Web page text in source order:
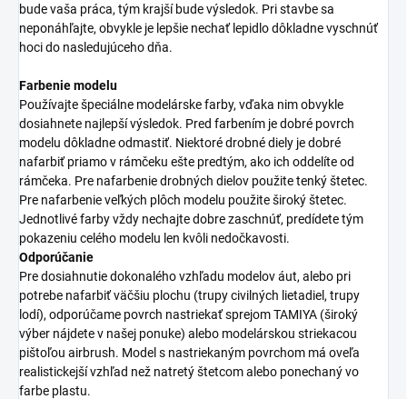
bude vaša práca, tým krajší bude výsledok. Pri stavbe sa
neponáhľajte, obvykle je lepšie nechať lepidlo dôkladne vyschnúť
hoci do nasledujúceho dňa.
Farbenie modelu
Používajte špeciálne modelárske farby, vďaka nim obvykle
dosiahnete najlepší výsledok. Pred farbením je dobré povrch
modelu dôkladne odmastiť. Niektoré drobné diely je dobré
nafarbiť priamo v rámčeku ešte predtým, ako ich oddelíte od
rámčeka. Pre nafarbenie drobných dielov použite tenký štetec.
Pre nafarbenie veľkých plôch modelu použite široký štetec.
Jednotlivé farby vždy nechajte dobre zaschnúť, predídete tým
pokazeniu celého modelu len kvôli nedočkavosti.
Odporúčanie
Pre dosiahnutie dokonalého vzhľadu modelov áut, alebo pri
potrebe nafarbiť väčšiu plochu (trupy civilných lietadiel, trupy
lodí), odporúčame povrch nastriekať sprejom TAMIYA (široký
výber nájdete v našej ponuke) alebo modelárskou striekacou
pištoľou airbrush. Model s nastriekaným povrchom má oveľa
realistickejší vzhľad než natretý štetcom alebo ponechaný vo
farbe plastu.